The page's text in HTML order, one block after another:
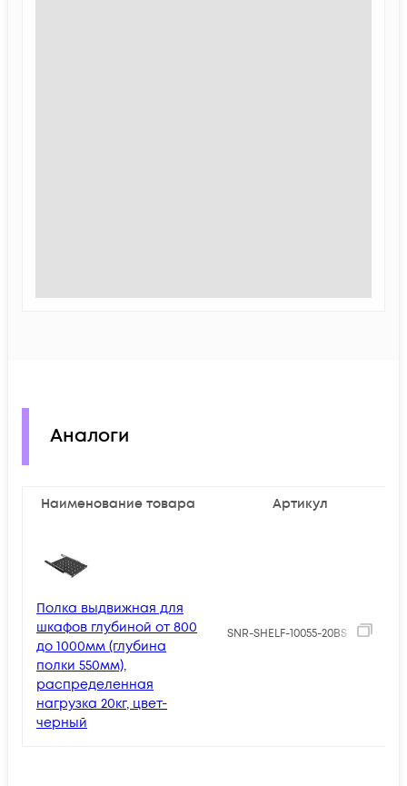
Аналоги
Наименование товара Артикул
Полка выдвижная для
шкафов глубиной от 800
до 1000мм (глубина
полки 550мм),
распределенная
нагрузка 20кг, цвет-
черный
SNR-SHELF-10055-20BS